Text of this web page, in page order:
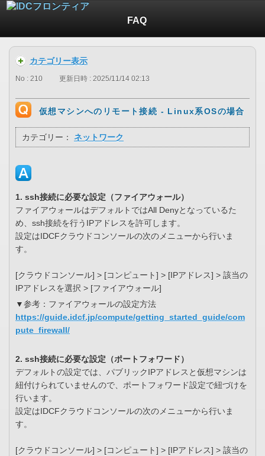
FAQ
カテゴリー表示
No : 210 更新日時 : 2025/11/14 02:13
仮想マシンへのリモート接続 - Linux系OSの場合
カテゴリー： ネットワーク
1. ssh接続に必要な設定（ファイアウォール）
ファイアウォールはデフォルトではAll Denyとなっているた
め、ssh接続を行うIPアドレスを許可します。
設定はIDCFクラウドコンソールの次のメニューから行いま
す。
[クラウドコンソール] > [コンピュート] > [IPアドレス] > 該当の
IPアドレスを選択 > [ファイアウォール]
▼参考：ファイアウォールの設定方法
https://guide.idcf.jp/compute/getting_started_guide/com
pute_firewall/
2. ssh接続に必要な設定（ポートフォワード）
デフォルトの設定では、パブリックIPアドレスと仮想マシンは
紐付けられていませんので、ポートフォワード設定で紐づけを
行います。
設定はIDCFクラウドコンソールの次のメニューから行いま
す。
[クラウドコンソール] > [コンピュート] > [IPアドレス] > 該当の